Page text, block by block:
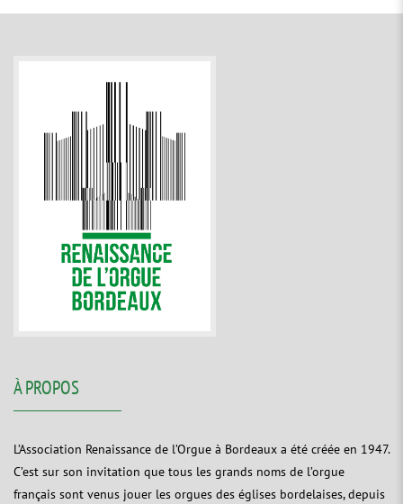
À PROPOS
L’Association Renaissance de l’Orgue à Bordeaux a été créée en 1947.
C’est sur son invitation que tous les grands noms de l’orgue
français sont venus jouer les orgues des églises bordelaises, depuis